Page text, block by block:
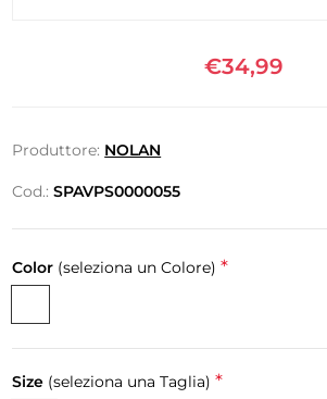
€34,99
Produttore: NOLAN
Cod.: SPAVPS0000055
Color (seleziona un Colore) *
Size (seleziona una Taglia) *